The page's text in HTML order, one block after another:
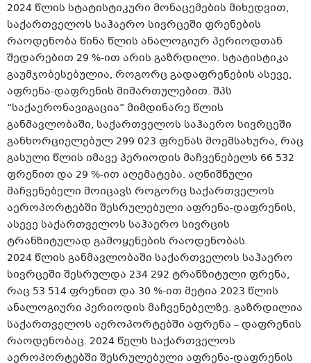
2024 წლის სტატისტიკური მონაცემების მიხედვით,
საქართველოს საჰაერო სივრცეში ფრენების
რაოდენობა წინა წლის ანალოგიურ პერიოდთან
შედარებით 29 %-ით არის გაზრდილი. სტატისტიკა
გაუმჯობესებულია, როგორც გადაფრენების ასევე,
აფრენა-დაფრენის მიმართულებით. შპს
“საქაერონავიგაცია” მიმდინარე წლის
განმავლობაში, საქართველოს საჰაერო სივრცეში
განხორციელებულ 299 023 ფრენას მოემსახურა, რაც
გასული წლის იმავე პერიოდის მაჩვენებელს 66 532
ფრენით და 29 %-ით აღემატება. აღნიშნული
მაჩვენებელი მოიცავს როგორც საქართველოს
აეროპორტებში შესრულებული აფრენა-დაფრენის,
ასევე საქართველოს საჰაერო სივრცის
ტრანზიტულად გამოყენების რაოდენობას.
2024 წლის განმავლობაში საქართველოს საჰაერო
სივრცეში შესრულდა 234 292 ტრანზიტული ფრენა,
რაც 53 514 ფრენით და 30 %-ით მეტია 2023 წლის
ანალოგიური პერიოდის მაჩვენებელზე. გაზრდილია
საქართველოს აეროპორტებში აფრენა – დაფრენის
რაოდენობაც. 2024 წელს საქართველოს
აეროპორტებში შესრულებული აფრენა-დაფრენის